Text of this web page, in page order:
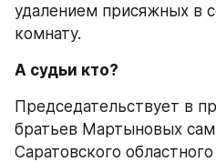
удалением присяжных в
комнату.
А судьи кто?
Председательствует в
братьев Мартыновых
Саратовского